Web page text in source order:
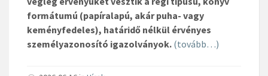
formátumú (papíralapú, akár puha- vagy
keményfedeles), határidő nélkül érvényes
személyazonosító igazolványok. (tovább…)